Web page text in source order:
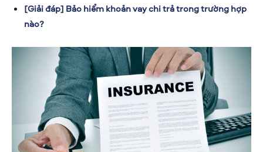
[Giải đáp] Bảo hiểm khoản vay chi trả trong trường hợp
nào?